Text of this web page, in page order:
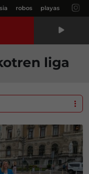
robos playas
liga